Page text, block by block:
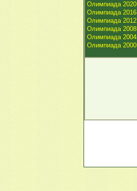
Олимпиада 2020
Олимпиада 2016
Олимпиада 2012
Олимпиада 2008
Олимпиада 2004
Олимпиада 2000